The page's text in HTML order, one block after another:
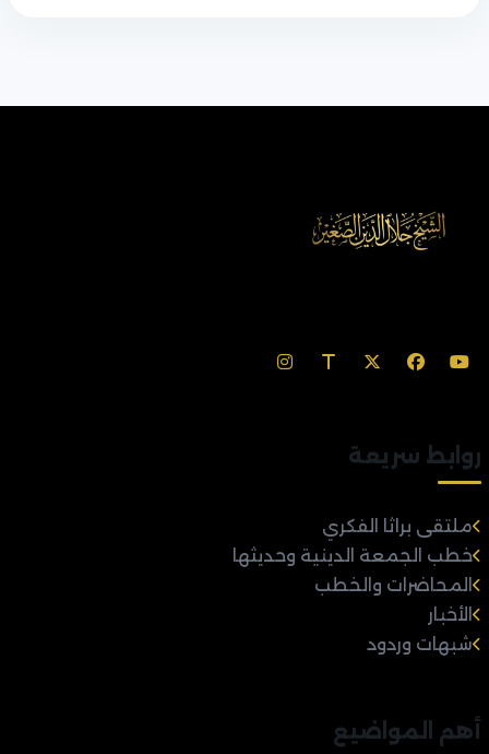
روابط سريعة
ملتقى براثا الفكري
خطب الجمعة الدينية وحديثها
المحاضرات والخطب
الأخبار
شبهات وردود
أهم المواضيع